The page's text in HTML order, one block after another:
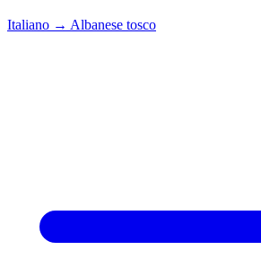
Italiano → Albanese tosco